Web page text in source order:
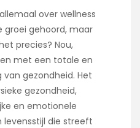
over wellness
groei gehoord, maar
precies? Nou,
met een totale en
gezondheid. Het
gezondheid,
en emotionele
levensstijl die streeft